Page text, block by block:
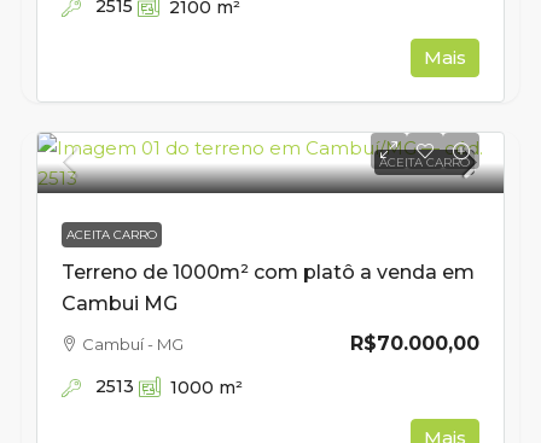
2515 2100 m²
Mais
ACEITA CARRO
ACEITA CARRO
Terreno de 1000m² com platô a venda em
Cambui MG
R$70.000,00
Cambuí - MG
2513 1000 m²
Mais